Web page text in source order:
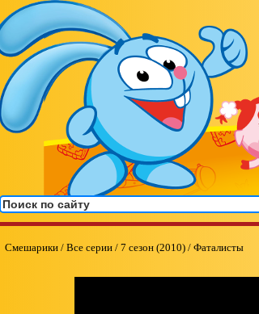
Смешарики / Все серии / 7 сезон (2010) / Фаталисты